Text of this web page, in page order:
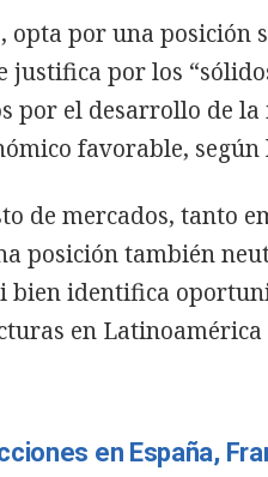
opta por una posición
justifica por los
por el desarrollo de
favorable, según
de mercados, tanto
posición también
bien identifica
en
en España,